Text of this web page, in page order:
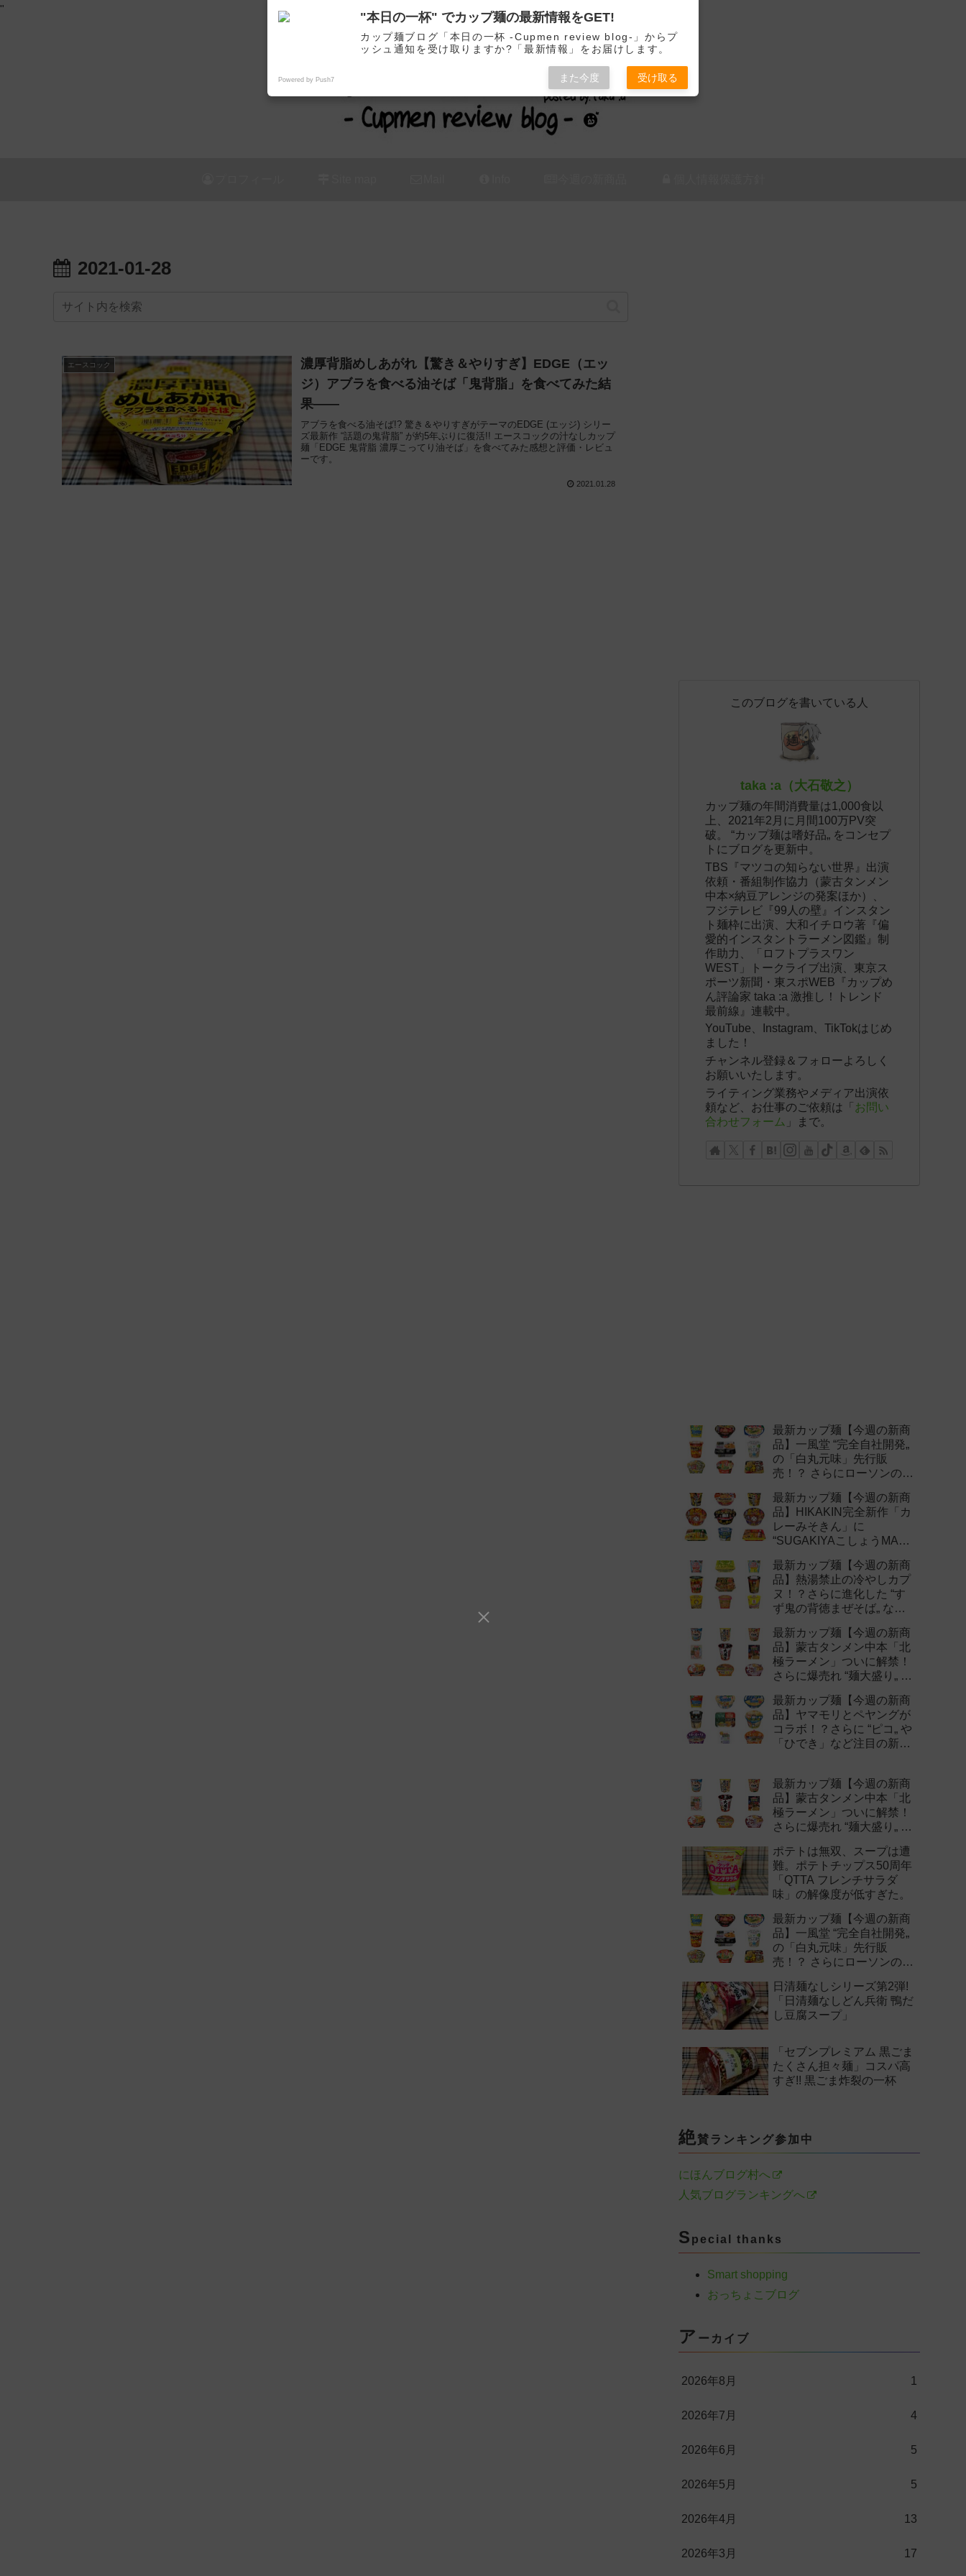
"
カップ麺の新商品をレビュー / アレンジするブログ
2021-01-28
エースコック
濃厚背脂めしあがれ【驚き＆やりすぎ】EDGE（エッ
ジ）アブラを食べる油そば「鬼背脂」を食べてみた結
果——
アブラを食べる油そば!? 驚き＆やりすぎがテーマのEDGE (エッジ) シリー
ズ最新作 “話題の鬼背脂” が約5年ぶりに復活!! エースコックの汁なしカップ
麺「EDGE 鬼背脂 濃厚こってり油そば」を食べてみた感想と評価・レビュ
ーです。
2021.01.28
このブログを書いている人
taka :a（大石敬之）
カップ麺の年間消費量は1,000食以
上、2021年2月に月間100万PV突
破。 “カップ麺は嗜好品„ をコンセプ
トにブログを更新中。
TBS『マツコの知らない世界』出演
依頼・番組制作協力（蒙古タンメン
中本×納豆アレンジの発案ほか）、
フジテレビ『99人の壁』インスタン
ト麺枠に出演、大和イチロウ著『偏
愛的インスタントラーメン図鑑』制
作助力、「ロフトプラスワン
WEST」トークライブ出演、東京ス
ポーツ新聞・東スポWEB『カップめ
ん評論家 taka :a 激推し！トレンド
最前線』連載中。
YouTube、Instagram、TikTokはじめ
ました！
チャンネル登録＆フォローよろしく
お願いいたします。
ライティング業務やメディア出演依
頼など、お仕事のご依頼は「 お問い
合わせフォーム 」まで。
最新カップ麺【今週の新商
品】一風堂 “完全自社開発„
の「白丸元味」先行販
売！？ さらにローソンの激
新作まとめ！
最新カップ麺【今週の新商
品】HIKAKIN完全新作「カ
レーみそきん」に
“SUGAKIYAこしょうMAX„
最新カップ麺【今週の新商
品】熱湯禁止の冷やしカプ
ヌ！？さらに進化した “す
ず鬼の背徳まぜそば„ など
最新カップ麺【今週の新商
品】蒙古タンメン中本「北
極ラーメン」ついに解禁！
さらに爆売れ “麺大盛り„ シ
作まとめ！
最新カップ麺【今週の新商
品】ヤマモリとペヤングが
コラボ！？さらに “ピコ„ や
「ひでき」など注目の新作
最新カップ麺【今週の新商
品】蒙古タンメン中本「北
極ラーメン」ついに解禁！
さらに爆売れ “麺大盛り„ シ
作まとめ！
ポテトは無双、スープは遭
難。ポテトチップス50周年
「QTTA フレンチサラダ
味」の解像度が低すぎた。
最新カップ麺【今週の新商
品】一風堂 “完全自社開発„
の「白丸元味」先行販
売！？ さらにローソンの激
新作まとめ！
日清麺なしシリーズ第2弾!
「日清麺なしどん兵衛 鴨だ
し豆腐スープ」
「セブンプレミアム 黒ごま
たくさん担々麺」コスパ高
すぎ!! 黒ごま炸裂の一杯
絶賛ランキング参加中
にほんブログ村へ
人気ブログランキングへ
S pecial thanks
Smart shopping
おっちょこブログ
ア ーカイブ
2026年8月 1
2026年7月 4
2026年6月 5
2026年5月 5
2026年4月 13
2026年3月 17
"本日の一杯" でカップ麺の最新情報をGET!
カップ麺ブログ「本日の一杯 -Cupmen review blog-」からプ
ッシュ通知を受け取りますか?「最新情報」をお届けします。
Powered by Push7 また今度 受け取る